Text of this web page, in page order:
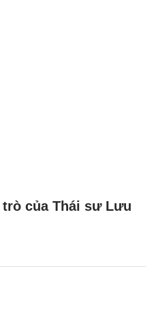
của Thái sư Lưu